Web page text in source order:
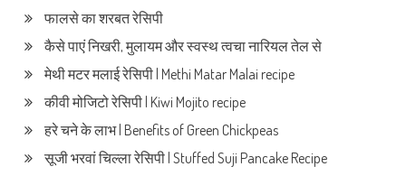
फालसे का शरबत रेसिपी
कैसे पाएं निखरी, मुलायम और स्वस्थ त्वचा नारियल तेल से
मेथी मटर मलाई रेसिपी | Methi Matar Malai recipe
कीवी मोजिटो रेसिपी | Kiwi Mojito recipe
हरे चने के लाभ | Benefits of Green Chickpeas
सूजी भरवां चिल्ला रेसिपी | Stuffed Suji Pancake Recipe